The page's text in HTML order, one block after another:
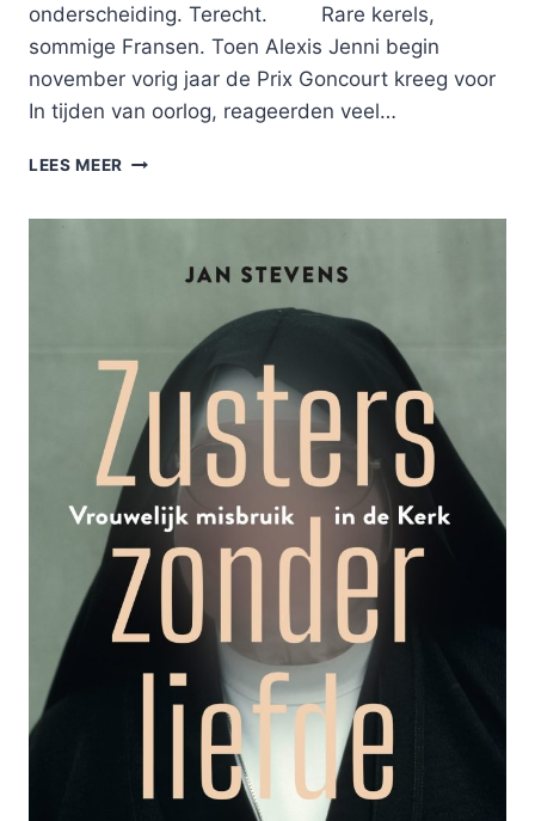
onderscheiding. Terecht. Rare kerels,
sommige Fransen. Toen Alexis Jenni begin
november vorig jaar de Prix Goncourt kreeg voor
In tijden van oorlog, reageerden veel…
LEES MEER DE